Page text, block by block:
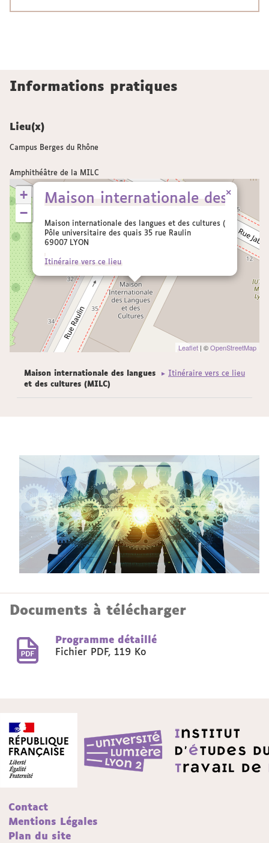
Informations pratiques
Lieu(x)
Campus Berges du Rhône
Amphithéâtre de la MILC
Maison internationale des
Maison internationale des langues et des cultures (MILC)
Pôle universitaire des quais 35 rue Raulin
69007 LYON
Itinéraire vers ce lieu
×
+
−
Leaflet | ©OpenStreetMap
Itinéraire vers ce lieu
Maison internationale des langues
et des cultures (MILC)
Documents à télécharger
Programme détaillé
Fichier PDF, 119 Ko
Contact
Mentions Légales
Plan du site